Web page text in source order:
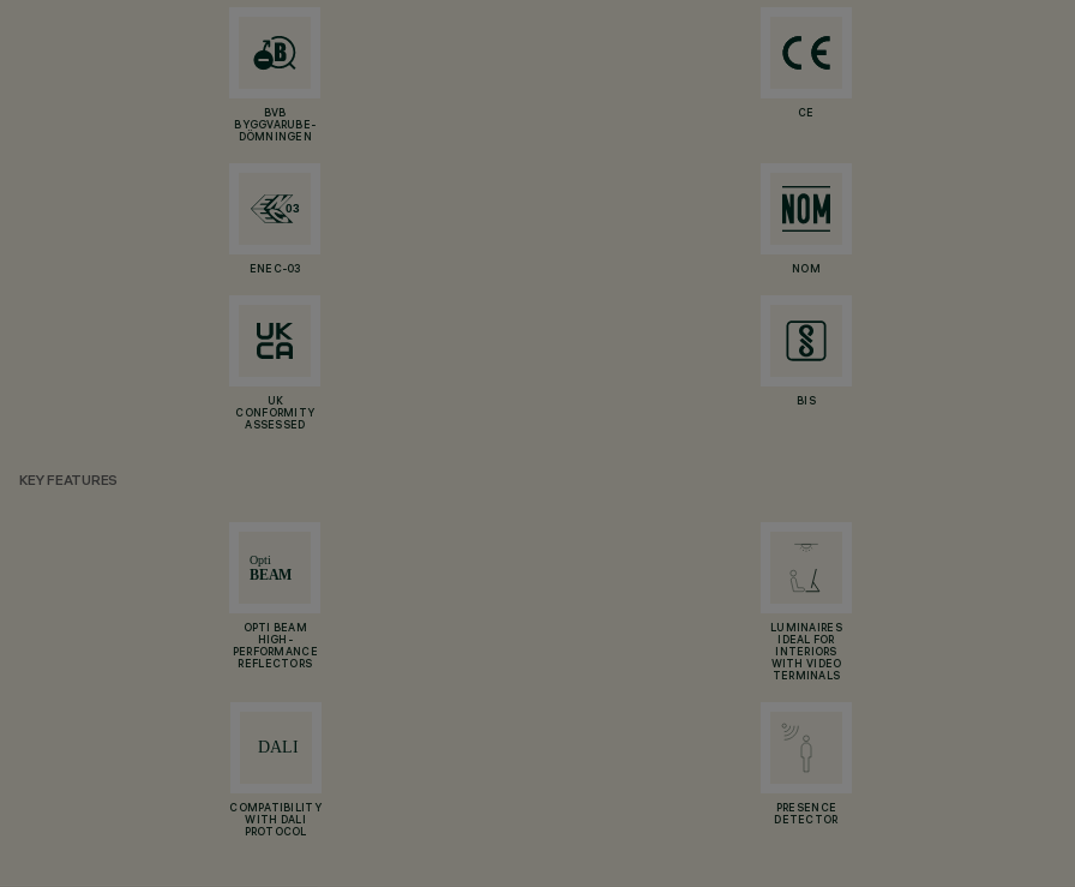
BVB
BYGGVARUBE-
DÖMNINGEN
CE
ENEC-03 NOM
UK
CONFORMITY
ASSESSED
BIS
KEY FEATURES
OPTI BEAM
HIGH-
PERFORMANCE
REFLECTORS
LUMINAIRES
IDEAL FOR
INTERIORS
WITH VIDEO
TERMINALS
COMPATIBILITY
WITH DALI
PROTOCOL
PRESENCE
DETECTOR